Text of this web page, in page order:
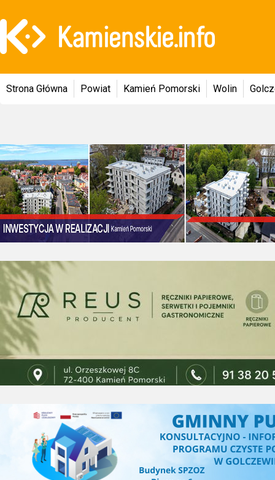
Strona Główna Powiat Kamień Pomorski Wolin